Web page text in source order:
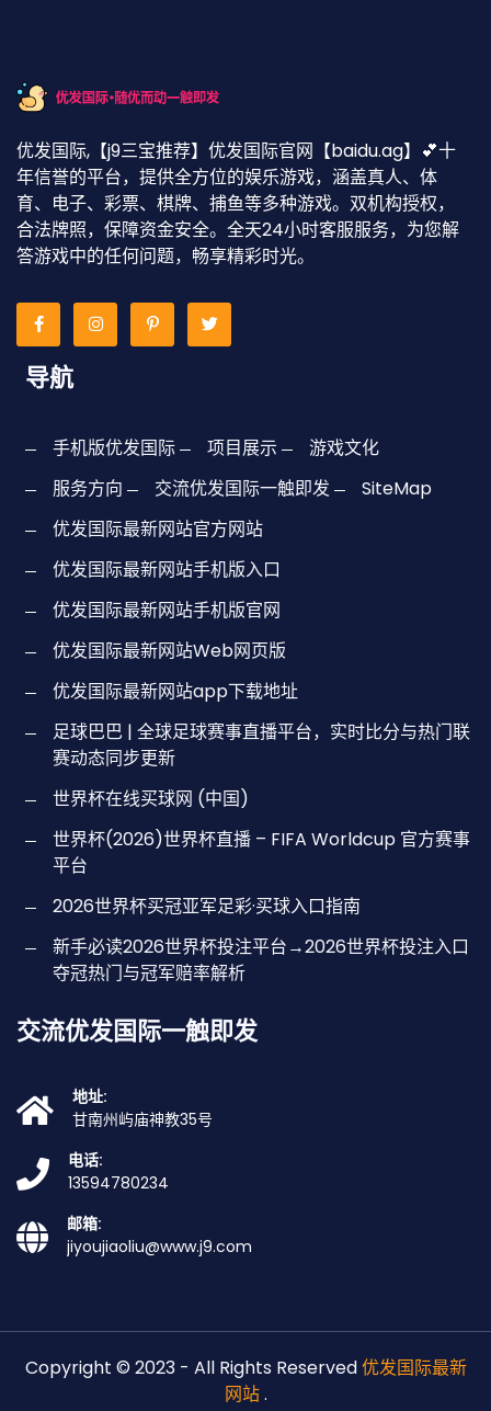
优发国际,【j9三宝推荐】优发国际官网【baidu.ag】💕十
年信誉的平台，提供全方位的娱乐游戏，涵盖真人、体
育、电子、彩票、棋牌、捕鱼等多种游戏。双机构授权，
合法牌照，保障资金安全。全天24小时客服服务，为您解
答游戏中的任何问题，畅享精彩时光。
导航
手机版优发国际 项目展示
游戏文化
服务方向
交流优发国际一触即发
SiteMap
优发国际最新网站官方网站
优发国际最新网站手机版入口
优发国际最新网站手机版官网
优发国际最新网站Web网页版
优发国际最新网站app下载地址
足球巴巴 | 全球足球赛事直播平台，实时比分与热门联
赛动态同步更新
世界杯在线买球网 (中国)
世界杯(2026)世界杯直播 – FIFA Worldcup 官方赛事
平台
2026世界杯买冠亚军足彩·买球入口指南
新手必读2026世界杯投注平台→2026世界杯投注入口
夺冠热门与冠军赔率解析
交流优发国际一触即发
地址:
甘南州屿庙神教35号
电话:
13594780234
邮箱:
jiyoujiaoliu@www.j9.com
Copyright © 2023 - All Rights Reserved优发国际最新
网站.